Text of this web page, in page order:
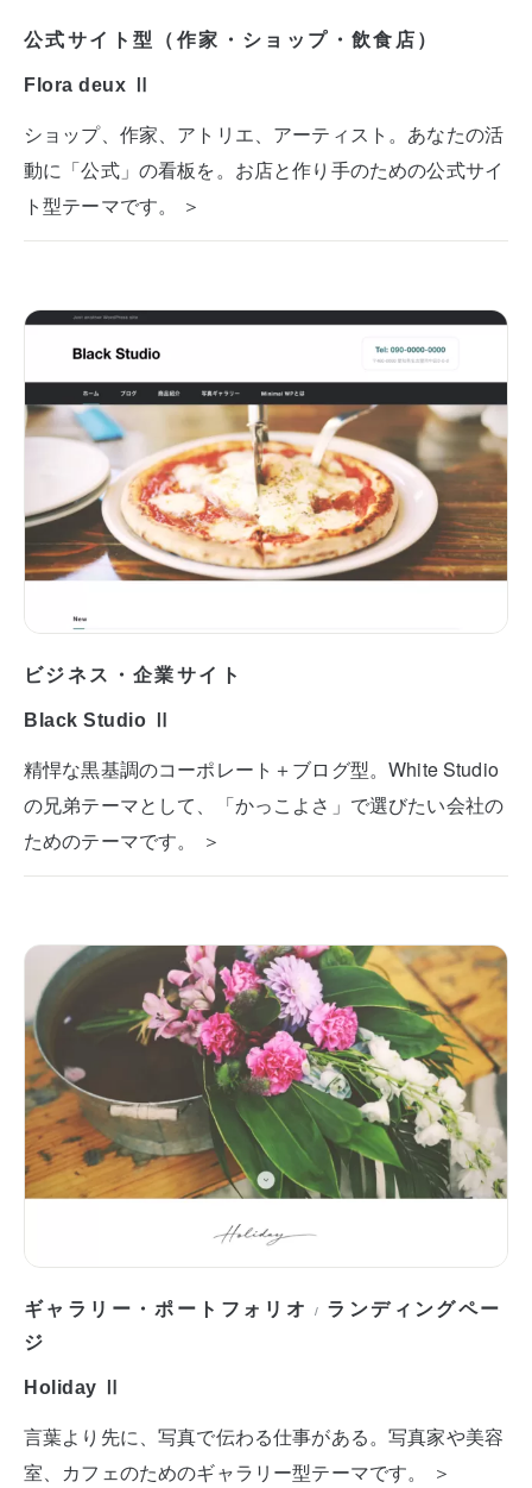
公式サイト型（作家・ショップ・飲食店）
Flora deux Ⅱ
ショップ、作家、アトリエ、アーティスト。あなたの活
動に「公式」の看板を。お店と作り手のための公式サイ
ト型テーマです。 ＞
ビジネス・企業サイト
Black Studio Ⅱ
精悍な黒基調のコーポレート＋ブログ型。White Studio
の兄弟テーマとして、「かっこよさ」で選びたい会社の
ためのテーマです。 ＞
ギャラリー・ポートフォリオ / ランディングペー
ジ
Holiday Ⅱ
言葉より先に、写真で伝わる仕事がある。写真家や美容
室、カフェのためのギャラリー型テーマです。 ＞